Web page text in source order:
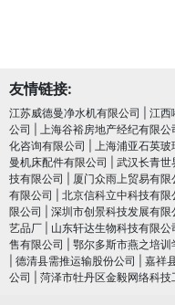
友情链接:
江苏威德曼净水机有限公司 江西
公司
上海谷裕房地产经纪有限公
化咨询有限公司
上海浦亚石英玻
曼机床配件有限公司
武汉长青世
技有限公司
厦门众雨上贸易有限
有限公司
北京信科立中科技有限
限公司
深圳市创景科技发展有限
艺品厂
山东轩达生物科技有限公
售有限公司
鄂尔多斯市燕之培训
德清县需推运输股份公司 嘉祥
公司
菏泽市牡丹区金毅网络科技